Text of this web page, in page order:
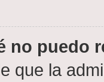
no puedo
que la